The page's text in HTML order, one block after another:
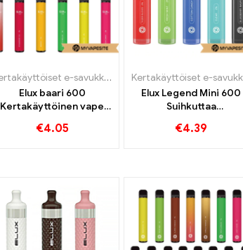
Kertakäyttöiset e-savukkeet
Elux baari 600
Kertakäyttöinen vape
€4.05
Elux Legend Mini 600
Suihkuttaa
€4.39